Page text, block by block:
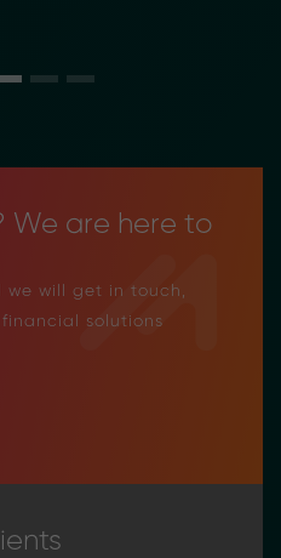
We are here to
we will get in touch,
solutions